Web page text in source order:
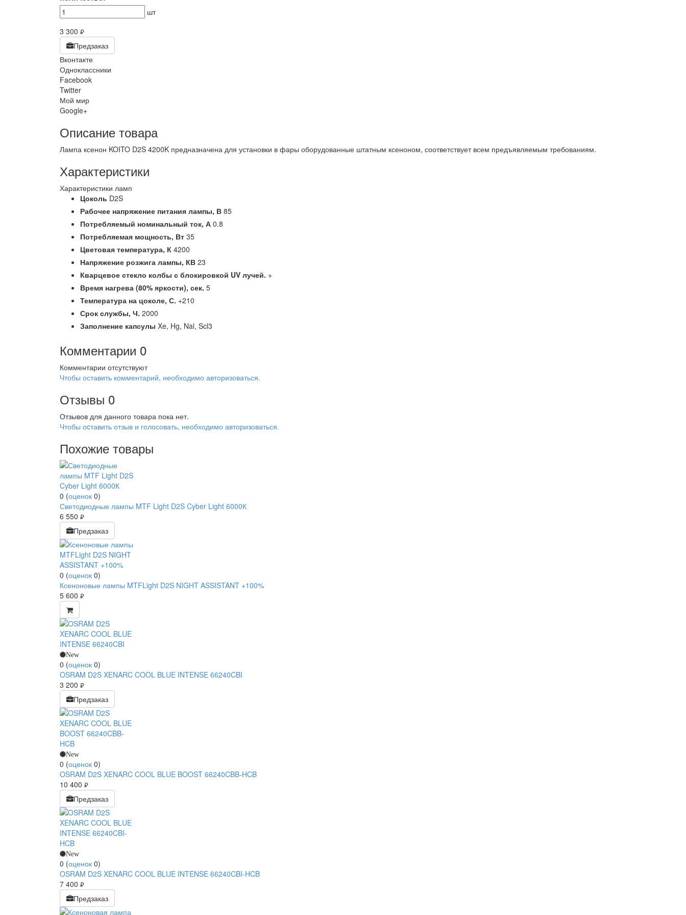
шт
3 300 руб.
Предзаказ
Вконтакте
Одноклассники
Facebook
Twitter
Мой мир
Google+
Описание товара
Лампа ксенон KOITO D2S 4200K предназначена для установки в фары оборудованные штатным ксеноном, соответствует всем предъявляемым требованиям.
Характеристики
Характеристики ламп
Цоколь D2S
Рабочее напряжение питания лампы, В 85
Потребляемый номинальный ток, А 0.8
Потребляемая мощность, Вт 35
Цветовая температура, К 4200
Напряжение розжига лампы, КВ 23
Кварцевое стекло колбы с блокировкой UV лучей. +
Время нагрева (80% яркости), сек. 5
Температура на цоколе, С. +210
Срок службы, Ч. 2000
Заполнение капсулы Xe, Hg, Nal, Scl3
Комментарии 0
Комментарии отсутствуют
Чтобы оставить комментарий, необходимо авторизоваться.
Отзывы 0
Отзывов для данного товара пока нет.
Чтобы оcтавить отзыв и голосовать, необходимо авторизоваться.
Похожие товары
0 (оценок 0)
Светодиодные лампы MTF Light D2S Cyber Light 6000К
6 550 руб.
Предзаказ
0 (оценок 0)
Ксеноновые лампы MTFLight D2S NIGHT ASSISTANT +100%
5 600 руб.
New
0 (оценок 0)
OSRAM D2S XENARC COOL BLUE INTENSE 66240CBI
3 200 руб.
Предзаказ
New
0 (оценок 0)
OSRAM D2S XENARC COOL BLUE BOOST 66240CBB-HCB
10 400 руб.
Предзаказ
New
0 (оценок 0)
OSRAM D2S XENARC COOL BLUE INTENSE 66240CBI-HCB
7 400 руб.
Предзаказ